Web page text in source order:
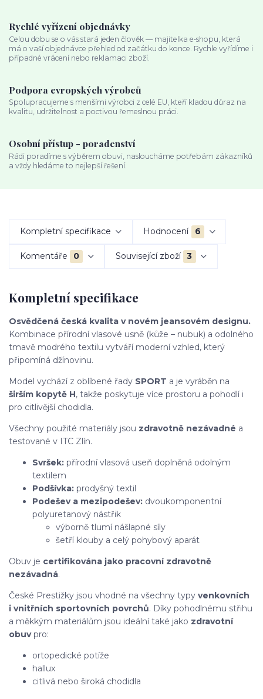
Rychlé vyřízení objednávky
Celou dobu se o vás stará jeden člověk — majitelka e‑shopu, která
má o vaší objednávce přehled od začátku do konce. Rychle vyřídíme i
případné vrácení nebo reklamaci zboží.
Podpora evropských výrobců
Spolupracujeme s menšími výrobci z celé EU, kteří kladou důraz na
kvalitu, udržitelnost a poctivou řemeslnou práci.
Osobní přístup - poradenství
Rádi poradíme s výběrem obuvi, nasloucháme potřebám zákazníků
a vždy hledáme to nejlepší řešení.
Kompletní specifikace Hodnocení 6
Komentáře 0 Související zboží 3
Kompletní specifikace
Osvědčená česká kvalita v novém jeansovém designu.
Kombinace přírodní vlasové usně (kůže – nubuk) a odolného
tmavě modrého textilu vytváří moderní vzhled, který
připomíná džínovinu.
Model vychází z oblíbené řady SPORT a je vyráběn na
širším kopytě H, takže poskytuje více prostoru a pohodlí i
pro citlivější chodidla.
Všechny použité materiály jsou zdravotně nezávadné a
testované v ITC Zlín.
Svršek: přírodní vlasová useň doplněná odolným
textilem
Podšívka: prodyšný textil
Podešev a mezipodešev: dvoukomponentní
polyuretanový nástřik
výborně tlumí nášlapné síly
šetří klouby a celý pohybový aparát
Obuv je certifikována jako pracovní zdravotně
nezávadná.
České Prestižky jsou vhodné na všechny typy venkovních
i vnitřních sportovních povrchů. Díky pohodlnému střihu
a měkkým materiálům jsou ideální také jako zdravotní
obuvpro:
ortopedické potíže
hallux
citlivá nebo široká chodidla